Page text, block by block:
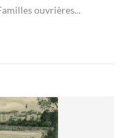
ouvrières...